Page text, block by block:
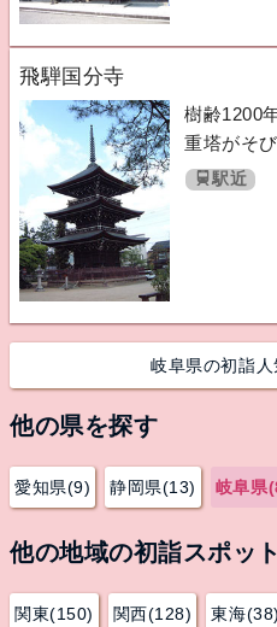
飛騨国分寺
樹齢1200
重塔がそ
駅近
岐阜県の初詣
他の県を探す
愛知県(9) 静岡県(13) 岐阜県
他の地域の初詣スポッ
関東(150) 関西(128) 東海(38)